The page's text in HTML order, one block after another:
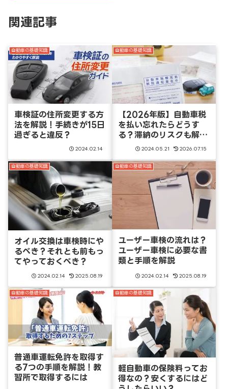
関連記事
自動車の基礎知識
車検証の住所変更する方
法を解説！手続きが15日
過ぎると違反？
2024.02.14
自動車の基礎知識
【2026年版】自動車税
を払い忘れたらどうす
る？滞納のリスクも解
2024.05.21 2026.07.15
自動車の基礎知識
オイル交換は車検時にや
るべき？それとも前もっ
てやっておくべき？
2024.02.14 2025.08.19
自動車の基礎知識
ユーザー車検の流れは？
ユーザー車検に必要な書
類と手順を解説
2024.02.14 2025.08.19
自動車の基礎知識
普通車運転免許を取得す
る7つの手順を解説！教
習所で取得するには
自動車の基礎知識
軽自動車の保険料ってお
得なの？安くするにはど